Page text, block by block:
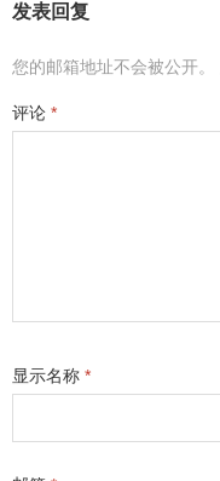
发表回复
您的邮箱地址不会被公开。
评论 *
显示名称 *